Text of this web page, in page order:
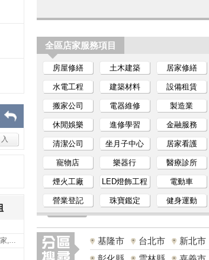
一新中壢搬家公司-中壢搬家,中壢搬家公司推薦,桃園搬家推薦,桃園搬家公司
全區店家服務項目
房屋修繕 土木建築 居家修繕
水電工程 建築材料 設備租賃
搬家公司 電器維修 製造業
休閒娛樂 進修學習 金融服務
清潔公司 坐月子中心 居家看護
寵物店 樂器行 醫療診所
煙火工廠 LED燈飾工程 電動車
營業登記 珠寶鑑定 健身運動
基隆市 台北市 新北市